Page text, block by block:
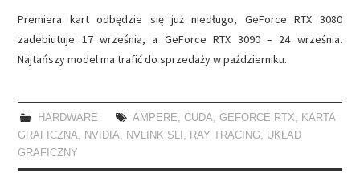
Premiera kart odbędzie się już niedługo, GeForce RTX 3080
zadebiutuje 17 września, a GeForce RTX 3090 – 24 września.
Najtańszy model ma trafić do sprzedaży w październiku.
HARDWARE AMPERE, CUDA, GEFORCE RTX, KARTA
GRAFICZNA, NVIDIA, NVLINK SLI , RAY TRACING, UKŁAD
GRAFICZNY